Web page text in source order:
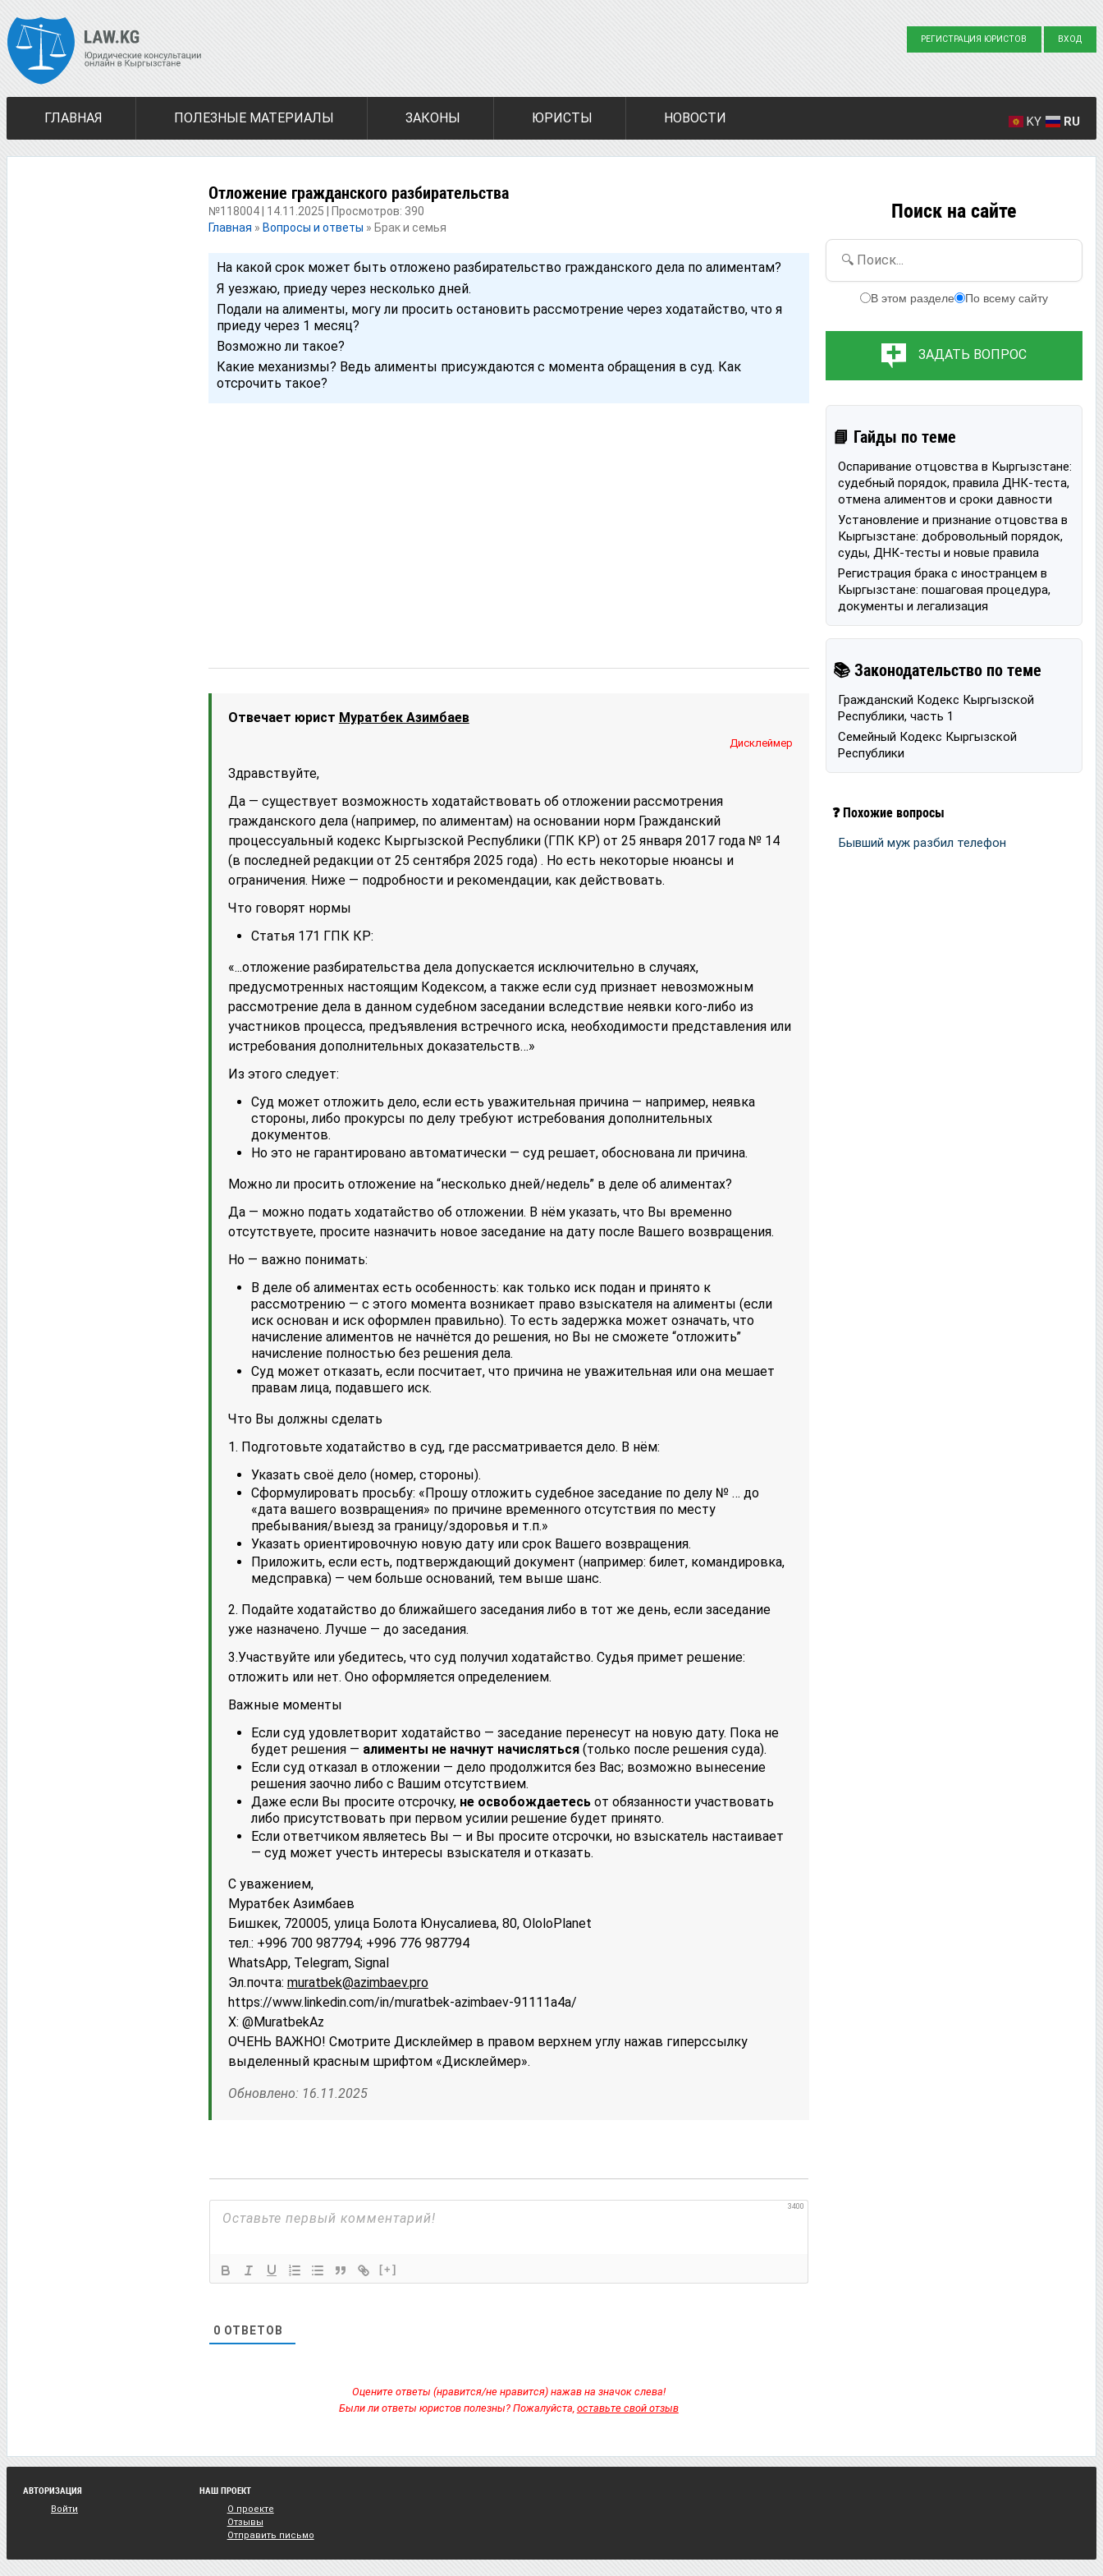
РЕГИСТРАЦИЯ ЮРИСТОВ ВХОД
ГЛАВНАЯ ПОЛЕЗНЫЕ МАТЕРИАЛЫ ЗАКОНЫ ЮРИСТЫ НОВОСТИ KY RU
Отложение гражданского разбирательства
№118004 | 14.11.2025 | Просмотров: 390
Главная » Вопросы и ответы » Брак и семья
На какой срок может быть отложено разбирательство гражданского дела по алиментам?
Я уезжаю, приеду через несколько дней.
Подали на алименты, могу ли просить остановить рассмотрение через ходатайство, что я
приеду через 1 месяц?
Возможно ли такое?
Какие механизмы? Ведь алименты присуждаются с момента обращения в суд. Как
отсрочить такое?
Отвечает юрист Муратбек Азимбаев
Дисклеймер
Здравствуйте,
Да — существует возможность ходатайствовать об отложении рассмотрения
гражданского дела (например, по алиментам) на основании норм Гражданский
процессуальный кодекс Кыргызской Республики (ГПК КР) от 25 января 2017 года № 14
(в последней редакции от 25 сентября 2025 года) . Но есть некоторые нюансы и
ограничения. Ниже — подробности и рекомендации, как действовать.
Что говорят нормы
Статья 171 ГПК КР:
«...отложение разбирательства дела допускается исключительно в случаях,
предусмотренных настоящим Кодексом, а также если суд признает невозможным
рассмотрение дела в данном судебном заседании вследствие неявки кого-либо из
участников процесса, предъявления встречного иска, необходимости представления или
истребования дополнительных доказательств…»
Из этого следует:
Суд может отложить дело, если есть уважительная причина — например, неявка
стороны, либо прокурсы по делу требуют истребования дополнительных
документов.
Но это не гарантировано автоматически — суд решает, обоснована ли причина.
Можно ли просить отложение на “несколько дней/недель” в деле об алиментах?
Да — можно подать ходатайство об отложении. В нём указать, что Вы временно
отсутствуете, просите назначить новое заседание на дату после Вашего возвращения.
Но — важно понимать:
В деле об алиментах есть особенность: как только иск подан и принято к
рассмотрению — с этого момента возникает право взыскателя на алименты (если
иск основан и иск оформлен правильно). То есть задержка может означать, что
начисление алиментов не начнётся до решения, но Вы не сможете “отложить”
начисление полностью без решения дела.
Суд может отказать, если посчитает, что причина не уважительная или она мешает
правам лица, подавшего иск.
Что Вы должны сделать
1. Подготовьте ходатайство в суд, где рассматривается дело. В нём:
Указать своё дело (номер, стороны).
Сформулировать просьбу: «Прошу отложить судебное заседание по делу № … до
«дата вашего возвращения» по причине временного отсутствия по месту
пребывания/выезд за границу/здоровья и т.п.»
Указать ориентировочную новую дату или срок Вашего возвращения.
Приложить, если есть, подтверждающий документ (например: билет, командировка,
медсправка) — чем больше оснований, тем выше шанс.
2. Подайте ходатайство до ближайшего заседания либо в тот же день, если заседание
уже назначено. Лучше — до заседания.
3.Участвуйте или убедитесь, что суд получил ходатайство. Судья примет решение:
отложить или нет. Оно оформляется определением.
Важные моменты
Если суд удовлетворит ходатайство — заседание перенесут на новую дату. Пока не
будет решения — алименты не начнут начисляться(только после решения суда).
Если суд отказал в отложении — дело продолжится без Вас; возможно вынесение
решения заочно либо с Вашим отсутствием.
Даже если Вы просите отсрочку, не освобождаетесьот обязанности участвовать
либо присутствовать при первом усилии решение будет принято.
Если ответчиком являетесь Вы — и Вы просите отсрочки, но взыскатель настаивает
— суд может учесть интересы взыскателя и отказать.
С уважением,
Муратбек Азимбаев
Бишкек, 720005, улица Болота Юнусалиева, 80, OloloPlanet
тел.: +996 700 987794; +996 776 987794
WhatsApp, Telegram, Signal
Эл.почта: muratbek@azimbaev.pro
httрs://www.linkedin.com/in/muratbek-azimbaev-91111a4a/
X: @MuratbekAz
ОЧЕНЬ ВАЖНО! Смотрите Дисклеймер в правом верхнем углу нажав гиперссылку
выделенный красным шрифтом «Дисклеймер».
Обновлено: 16.11.2025
3400
[+]
0 ОТВЕТОВ
Оцените ответы (нравится/не нравится) нажав на значок слева!
Были ли ответы юристов полезны? Пожалуйста, оставьте свой отзыв
Поиск на сайте
🔍 Поиск...
В этом разделе По всему сайту
ЗАДАТЬ ВОПРОС
📘 Гайды по теме
Оспаривание отцовства в Кыргызстане:
судебный порядок, правила ДНК-теста,
отмена алиментов и сроки давности
Установление и признание отцовства в
Кыргызстане: добровольный порядок,
суды, ДНК-тесты и новые правила
Регистрация брака с иностранцем в
Кыргызстане: пошаговая процедура,
документы и легализация
📚 Законодательство по теме
Гражданский Кодекс Кыргызской
Республики, часть 1
Семейный Кодекс Кыргызской
Республики
❓ Похожие вопросы
Бывший муж разбил телефон
АВТОРИЗАЦИЯ
Войти
НАШ ПРОЕКТ
О проекте
Отзывы
Отправить письмо